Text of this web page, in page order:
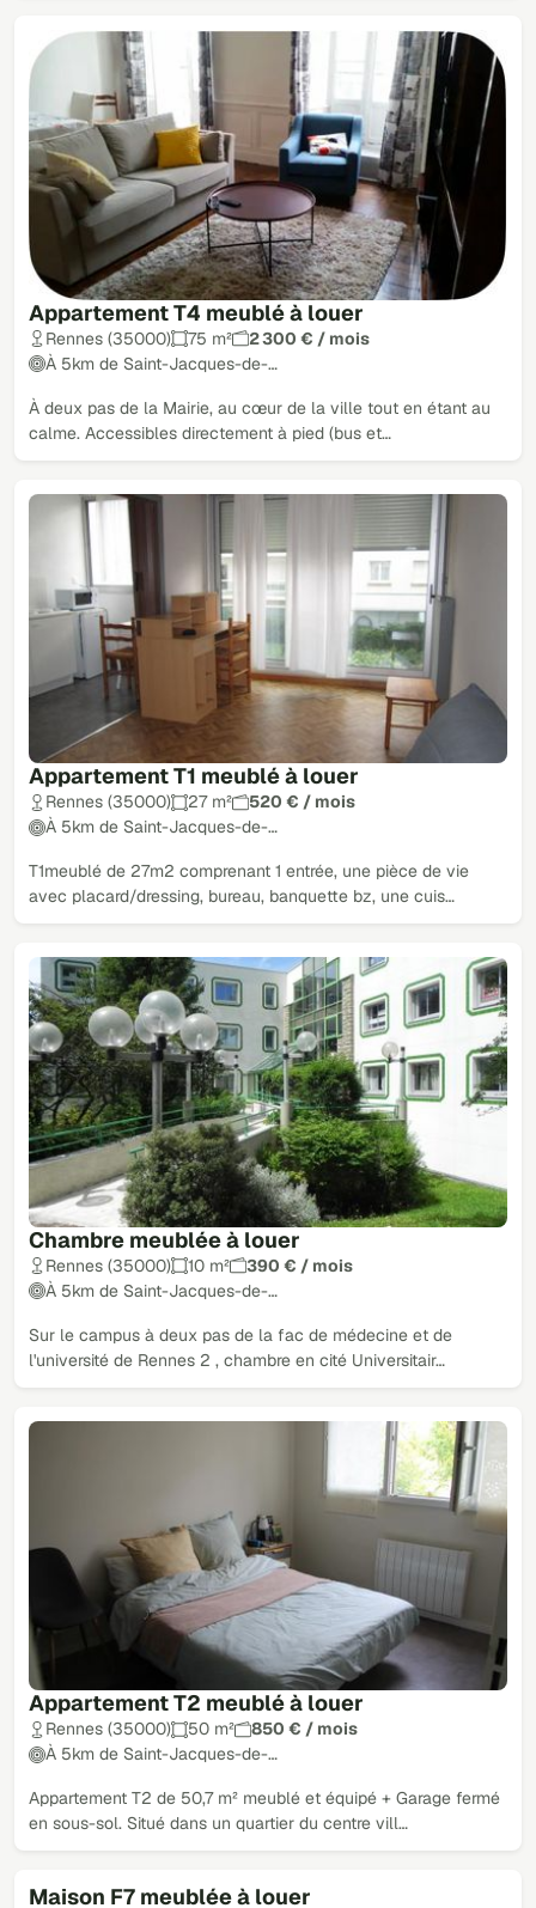
Appartement T4 meublé à louer
Rennes (35000) 75 m²
2 300 € / mois
À 5km de Saint-Jacques-de-…
À deux pas de la Mairie, au cœur de la ville tout en étant au
calme. Accessibles directement à pied (bus et…
Appartement T1 meublé à louer
Rennes (35000) 27 m²
520 € / mois
À 5km de Saint-Jacques-de-…
T1meublé de 27m2 comprenant 1 entrée, une pièce de vie
avec placard/dressing, bureau, banquette bz, une cuis…
Chambre meublée à louer
Rennes (35000) 10 m²
390 € / mois
À 5km de Saint-Jacques-de-…
Sur le campus à deux pas de la fac de médecine et de
l'université de Rennes 2 , chambre en cité Universitair…
Appartement T2 meublé à louer
Rennes (35000) 50 m²
850 € / mois
À 5km de Saint-Jacques-de-…
Appartement T2 de 50,7 m² meublé et équipé + Garage fermé
en sous-sol. Situé dans un quartier du centre vill…
Maison F7 meublée à louer